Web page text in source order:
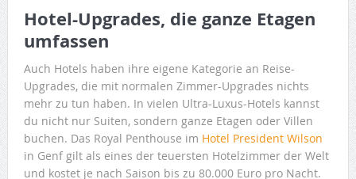
Hotel-Upgrades, die ganze Etagen
umfassen
Auch Hotels haben ihre eigene Kategorie an Reise-
Upgrades, die mit normalen Zimmer-Upgrades nichts
mehr zu tun haben. In vielen Ultra-Luxus-Hotels kannst
du nicht nur Suiten, sondern ganze Etagen oder Villen
buchen. Das Royal Penthouse im Hotel President Wilson
in Genf gilt als eines der teuersten Hotelzimmer der Welt
und kostet je nach Saison bis zu 80.000 Euro pro Nacht.